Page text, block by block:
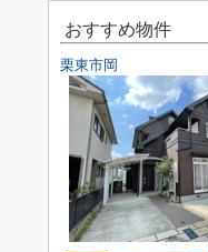
おすすめ物件
栗東市岡